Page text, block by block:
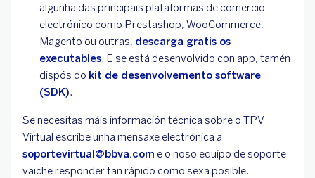
algunha das principais plataformas de comercio
electrónico como Prestashop, WooCommerce,
Magento ou outras, descarga gratis os
executables. E se está desenvolvido con app, tamén
dispós do kit de desenvolvemento software
(SDK).
Se necesitas máis información técnica sobre o TPV
Virtual escribe unha mensaxe electrónica a
soportevirtual@bbva.com e o noso equipo de soporte
vaiche responder tan rápido como sexa posible.